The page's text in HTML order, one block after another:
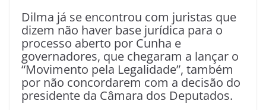
Dilma já se encontrou com juristas que
dizem não haver base jurídica para o
processo aberto por Cunha e
governadores, que chegaram a lançar o
“Movimento pela Legalidade”, também
por não concordarem com a decisão do
presidente da Câmara dos Deputados.